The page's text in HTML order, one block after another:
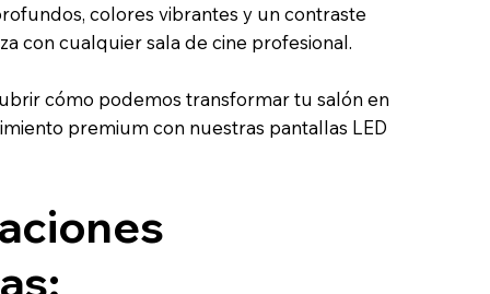
colores vibrantes y un contraste
con cualquier sala de cine profesional.
cómo podemos transformar tu salón en
premium con nuestras pantallas LED